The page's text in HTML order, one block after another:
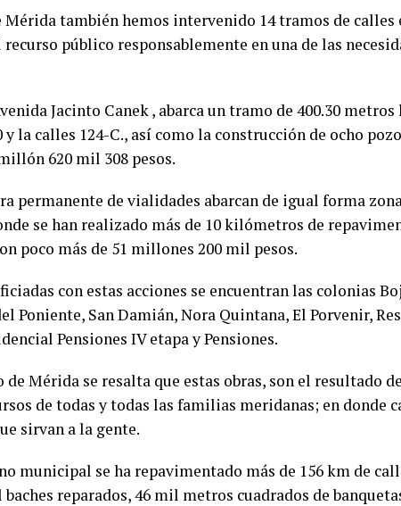
Mérida también hemos intervenido 14 tramos de calles
público responsablemente en una de las
Jacinto Canek , abarca un tramo de 400.30
la calles 124-C., así como la construcción de ocho
620 mil 308 pesos.
permanente de vialidades abarcan de igual forma
se han realizado más de 10 kilómetros de
poco más de 51 millones 200 mil pesos.
con estas acciones se encuentran las colonias
Poniente, San Damián, Nora Quintana, El Porvenir,
Pensiones IV etapa y Pensiones.
Mérida se resalta que estas obras, son el resultado
de todas y todas las familias meridanas; en donde
sirvan a la gente.
municipal se ha repavimentado más de 156 km de
reparados, 46 mil metros cuadrados de